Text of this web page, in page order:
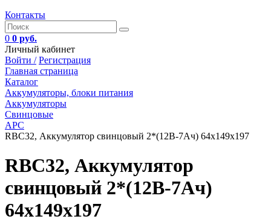
Контакты
0 0 руб.
Личный кабинет
Войти / Регистрация
Главная страница
Каталог
Аккумуляторы, блоки питания
Аккумуляторы
Свинцовые
APC
RBC32, Аккумулятор свинцовый 2*(12В-7Ач) 64x149x197
RBC32, Аккумулятор
свинцовый 2*(12В-7Ач)
64x149x197